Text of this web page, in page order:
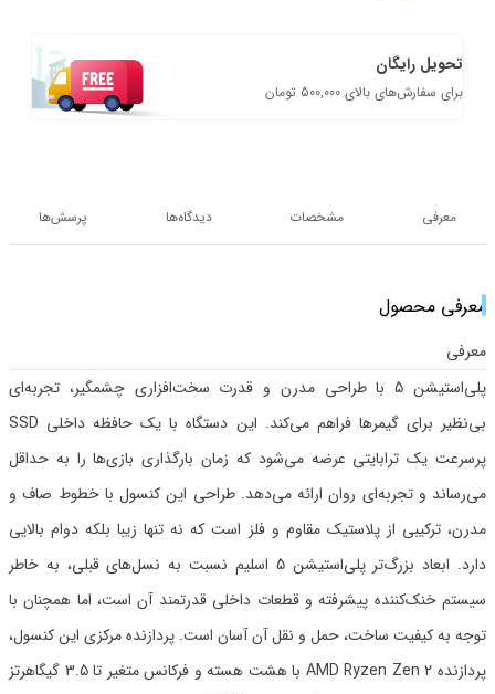
تحویل رایگان
برای سفارش‌های بالای 500,000 تومان
معرفی مشخصات دیدگاه‌ها پرسش‌ها
معرفی محصول
معرفی
پلی‌استیشن 5 با طراحی مدرن و قدرت سخت‌افزاری چشمگیر، تجربه‌ای
بی‌نظیر برای گیمرها فراهم می‌کند. این دستگاه با یک حافظه داخلی SSD
پرسرعت یک ترابایتی عرضه می‌شود که زمان بارگذاری بازی‌ها را به حداقل
می‌رساند و تجربه‌ای روان ارائه می‌دهد. طراحی این کنسول با خطوط صاف و
مدرن، ترکیبی از پلاستیک مقاوم و فلز است که نه تنها زیبا بلکه دوام بالایی
دارد. ابعاد بزرگ‌تر پلی‌استیشن 5 اسلیم نسبت به نسل‌های قبلی، به خاطر
سیستم خنک‌کننده پیشرفته و قطعات داخلی قدرتمند آن است، اما همچنان با
توجه به کیفیت ساخت، حمل و نقل آن آسان است. پردازنده مرکزی این کنسول،
پردازنده AMD Ryzen Zen 2 با هشت هسته و فرکانس متغیر تا 3.5 گیگاهرتز